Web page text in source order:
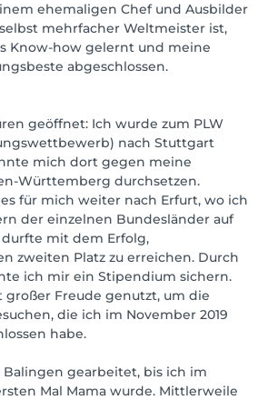
ehemaligen Chef und Ausbilder
mehrfacher Weltmeister ist,
Know-how gelernt und meine
abgeschlossen.
geöffnet: Ich wurde zum PLW
nach Stuttgart
mich dort gegen meine
Württemberg durchsetzen.
für mich weiter nach Erfurt, wo ich
der einzelnen Bundesländer auf
mit dem Erfolg,
zweiten Platz zu erreichen. Durch
ich mir ein Stipendium sichern.
großer Freude genutzt, um die
die ich im November 2019
habe.
Balingen gearbeitet, bis ich im
Mal Mama wurde. Mittlerweile